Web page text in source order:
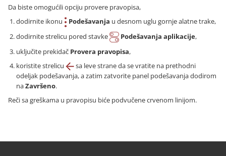
Da biste omogućili opciju provere pravopisa,
dodirnite ikonu
Podešavanja u desnom uglu gornje alatne trake,
dodirnite strelicu pored stavke
Podešavanja aplikacije,
uključite prekidač Provera pravopisa,
koristite strelicu
sa leve strane da se vratite na prethodni
odeljak podešavanja, a zatim zatvorite panel podešavanja dodirom
naZavršeno.
Reči sa greškama u pravopisu biće podvučene crvenom linijom.